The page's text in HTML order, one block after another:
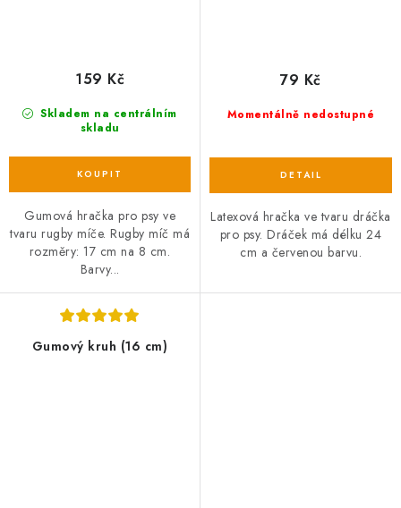
Skladem na centrálním
skladu
159 Kč
Gumová hračka pro psy ve
tvaru rugby míče. Rugby míč má
rozměry: 17 cm na 8 cm.
Barvy...
Momentálně nedostupné
79 Kč
Latexová hračka ve tvaru dráčka
pro psy. Dráček má délku 24
cm a červenou barvu.
Gumový kruh (16 cm)